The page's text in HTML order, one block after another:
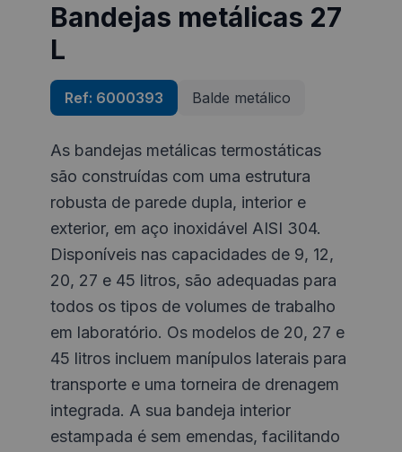
Bandejas metálicas 27
L
Ref: 6000393 Balde metálico
As bandejas metálicas termostáticas
são construídas com uma estrutura
robusta de parede dupla, interior e
exterior, em aço inoxidável AISI 304.
Disponíveis nas capacidades de 9, 12,
20, 27 e 45 litros, são adequadas para
todos os tipos de volumes de trabalho
em laboratório. Os modelos de 20, 27 e
45 litros incluem manípulos laterais para
transporte e uma torneira de drenagem
integrada. A sua bandeja interior
estampada é sem emendas, facilitando